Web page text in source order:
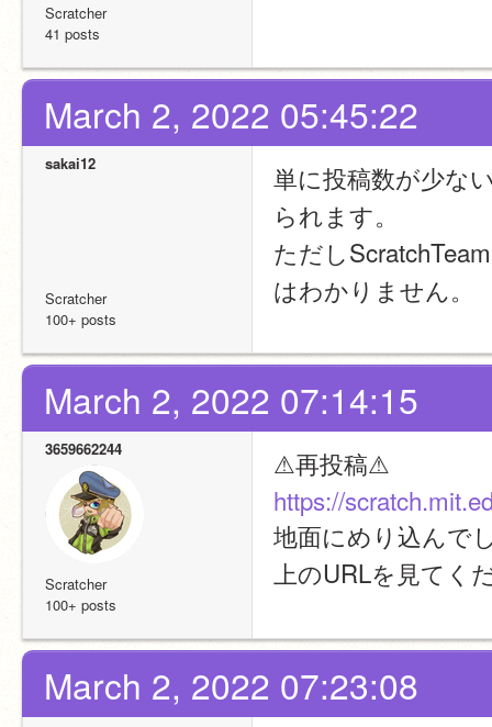
Scratcher
41 posts
March 2, 2022 05:45:22
sakai12
Scratcher
100+ posts
単に投稿数が少な
られます。
ただし
はわかりません。
March 2, 2022 07:14:15
3659662244
Scratcher
100+ posts
⚠再投稿⚠
https://
地面にめり込んで
上のURLを見てく
March 2, 2022 07:23:08